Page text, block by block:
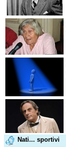
Nati... sportivi